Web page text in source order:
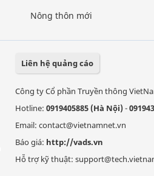
Nông thôn mới
Liên hệ quảng cáo
Công ty Cổ phần Truyền thông
Hotline: 0919405885 (Hà Nội)-
Email: contact@vietnamnet.vn
Báo giá: http://vads.vn
Hỗ trợ kỹ thuật: